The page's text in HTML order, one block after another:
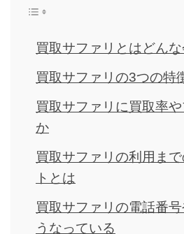
買取サファリとはどん
買取サファリの3つの特
買取サファリに買取率
か
買取サファリの利用ま
トとは
買取サファリの電話番
うなっている